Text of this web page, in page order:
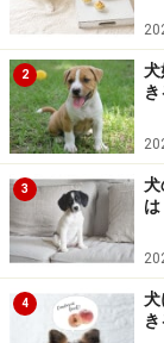
お気に入り
ベッド、ク
ものを一枚
ブラシ
■お手入れ、掃
2
犬
3
犬
は
4
犬